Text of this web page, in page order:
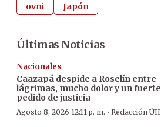
ovni Japón
Últimas Noticias
Nacionales
Caazapá despide a Roselín entre
lágrimas, mucho dolor y un fuerte
pedido de justicia
Agosto 8, 2026 12:11 p. m. · Redacción ÚH